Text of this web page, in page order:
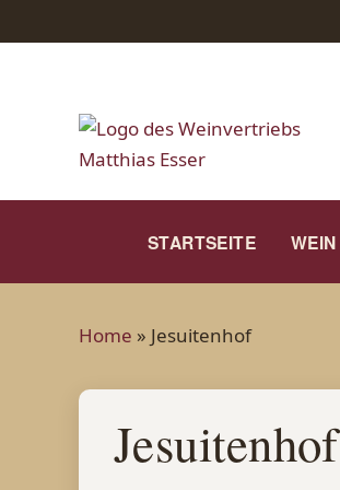
STARTSEITE WEIN
Home » Jesuitenhof
Jesuitenhof